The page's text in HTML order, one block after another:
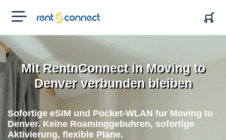
RENT'N
CONNECT
Mit RentnConnect in Moving to
Denver verbunden bleiben
Sofortige eSIM und Pocket-WLAN fur Moving to
Denver. Keine Roaminggebuhren, sofortige
Aktivierung, flexible Plane.